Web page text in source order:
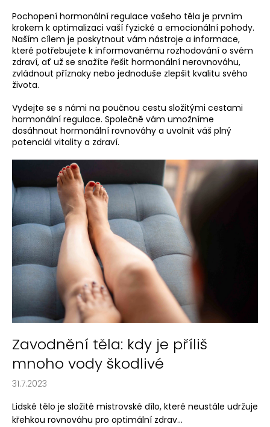
Pochopení hormonální regulace vašeho těla je prvním
krokem k optimalizaci vaší fyzické a emocionální pohody.
Naším cílem je poskytnout vám nástroje a informace,
které potřebujete k informovanému rozhodování o svém
zdraví, ať už se snažíte řešit hormonální nerovnováhu,
zvládnout příznaky nebo jednoduše zlepšit kvalitu svého
života.
Vydejte se s námi na poučnou cestu složitými cestami
hormonální regulace. Společně vám umožníme
dosáhnout hormonální rovnováhy a uvolnit váš plný
potenciál vitality a zdraví.
V
ý
p
i
s
č
l
á
n
k
ů
Zavodnění těla: kdy je příliš
mnoho vody škodlivé
31.7.2023
Lidské tělo je složité mistrovské dílo, které neustále udržuje
křehkou rovnováhu pro optimální zdrav...
D
o
p
o
r
č
u
j
e
m
e
MARINE
KOLAGEN
139
Kč
Původně:
279
Kč